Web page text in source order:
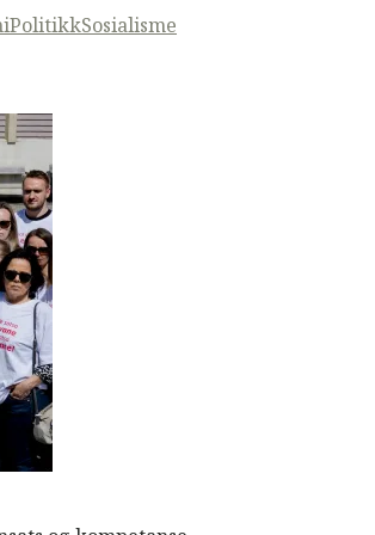
PolitikkSosialisme